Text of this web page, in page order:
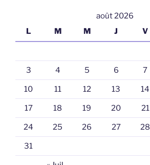
août 2026
L
M M J V
3 4 5 6 7
10 11 12 13 14
17 18 19 20 21
24 25 26 27 28
31